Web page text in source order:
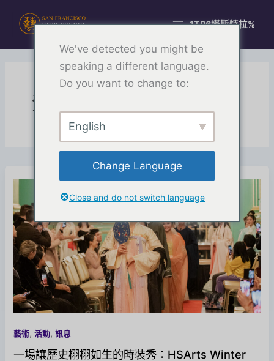
要
1TP6塔斯特拉%
活動
藝術,活動,訊息
一場讓歷史栩栩如生的時裝秀：HSArts Winter
We've detected you might be
speaking a different language.
Do you want to change to:
English
Change Language
Close and do not switch language